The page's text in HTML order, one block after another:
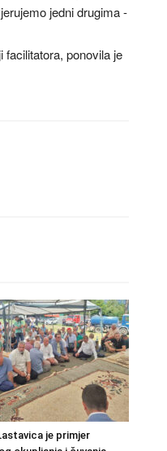
jedni drugima -
ponovila je
je primjer